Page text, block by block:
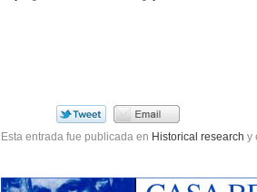
Esta entrada fue publicada en Historical research y